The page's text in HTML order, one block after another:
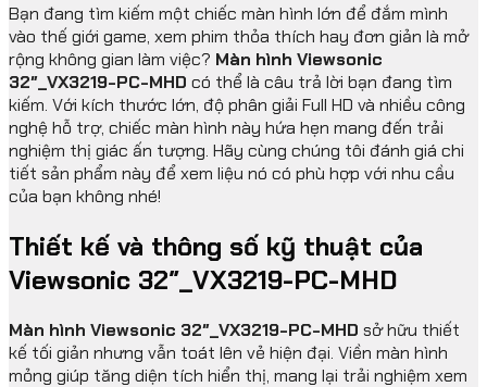
Bạn đang tìm kiếm một chiếc màn hình lớn để đắm mình
vào thế giới game, xem phim thỏa thích hay đơn giản là mở
rộng không gian làm việc? Màn hình Viewsonic
32″_VX3219-PC-MHD có thể là câu trả lời bạn đang tìm
kiếm. Với kích thước lớn, độ phân giải Full HD và nhiều công
nghệ hỗ trợ, chiếc màn hình này hứa hẹn mang đến trải
nghiệm thị giác ấn tượng. Hãy cùng chúng tôi đánh giá chi
tiết sản phẩm này để xem liệu nó có phù hợp với nhu cầu
của bạn không nhé!
Thiết kế và thông số kỹ thuật của
Viewsonic 32″_VX3219-PC-MHD
Màn hình Viewsonic 32″_VX3219-PC-MHD sở hữu thiết
kế tối giản nhưng vẫn toát lên vẻ hiện đại. Viền màn hình
mỏng giúp tăng diện tích hiển thị, mang lại trải nghiệm xem